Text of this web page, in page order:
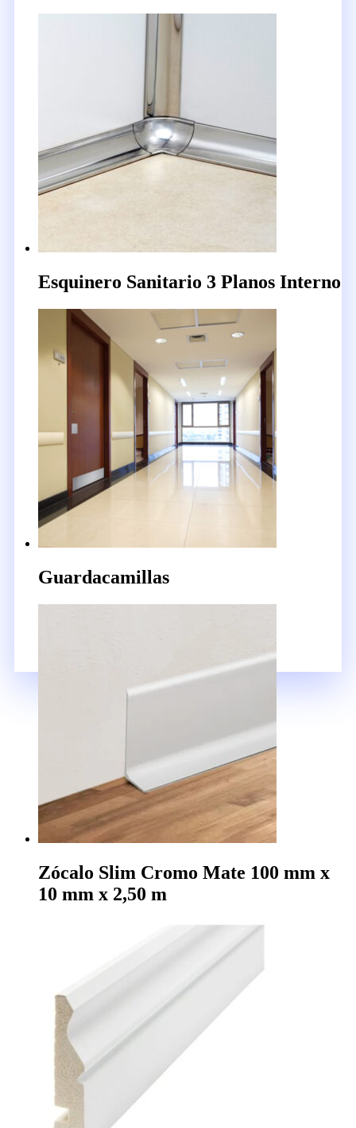
Esquinero Sanitario 3 Planos Interno
Guardacamillas
Zócalo Slim Cromo Mate 100 mm x
10 mm x 2,50 m